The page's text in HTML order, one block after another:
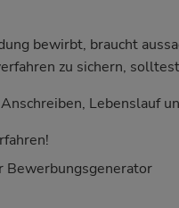
bewirbt, braucht
zu sichern,
Lebenslauf
Bewerbungsgenerator